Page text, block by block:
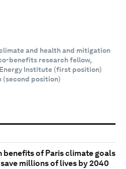
and health and mitigation
benefits research fellow,
Institute (first position)
(second position)
benefits of Paris climate goals
millions of lives by 2040